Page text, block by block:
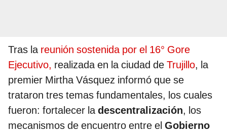
Tras la reunión sostenida por el 16° Gore
Ejecutivo, realizada en la ciudad de Trujillo, la
premier Mirtha Vásquez informó que se
trataron tres temas fundamentales, los cuales
fueron: fortalecer ladescentralización, los
mecanismos de encuentro entre el Gobierno